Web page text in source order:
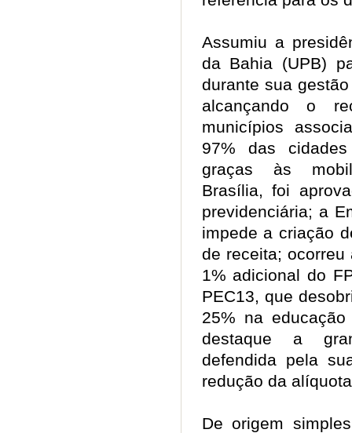
Assumiu a
da Bahia (UPB)
durante sua
alcançando o
municípios
97% das
graças às
Brasília, foi
previdenciária; a
impede a criação
de receita;
1% adicional do
PEC13, que
25% na
destaque a
defendida pela
redução da
De origem